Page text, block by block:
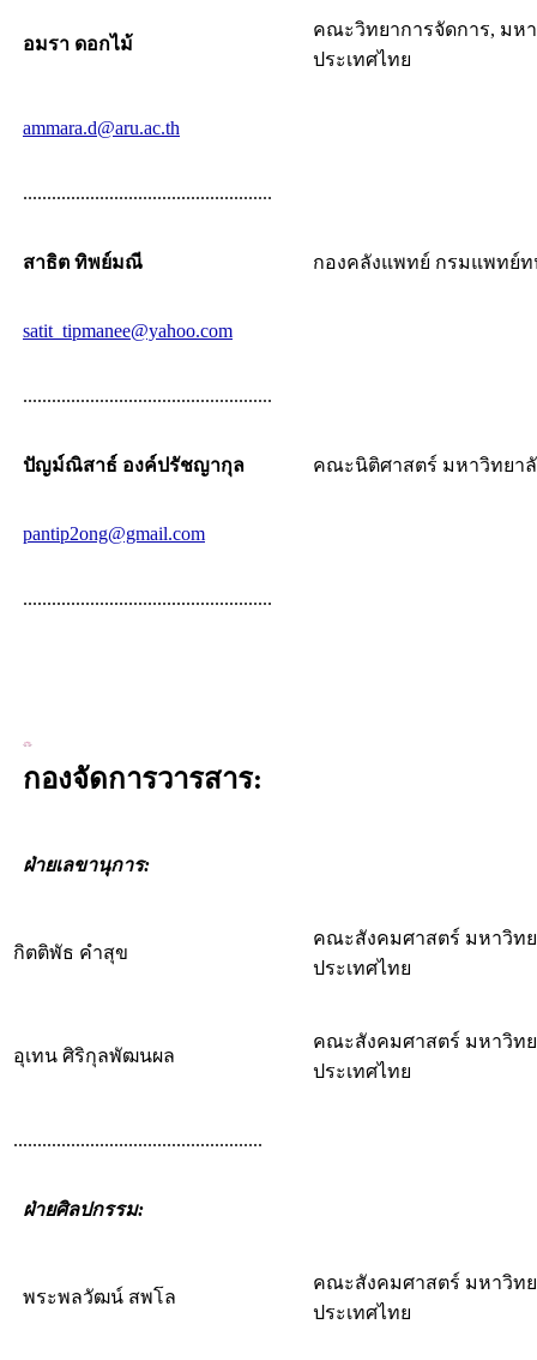
อมรา ดอกไม้
คณะวิทยาการจัดการ, มห
ประเทศไทย
ammara.d@aru.ac.th
....................................................
สาธิต ทิพย์มณี กองคลังแพทย์ กรมแพทย์ท
satit_tipmanee@yahoo.com
....................................................
ปัญม์ณิสาธ์ องค์ปรัชญากุล คณะนิติศาสตร์ มหาวิทยาลั
pantip2ong@gmail.com
....................................................
กองจัดการวารสาร:
ฝ่ายเลขานุการ:
กิตติพัธ คำสุข
คณะสังคมศาสตร์ มหาวิท
ประเทศไทย
อุเทน ศิริกุลพัฒนผล
คณะสังคมศาสตร์ มหาวิท
ประเทศไทย
....................................................
ฝ่ายศิลปกรรม:
พระพลวัฒน์ สพโล
คณะสังคมศาสตร์ มหาวิท
ประเทศไทย